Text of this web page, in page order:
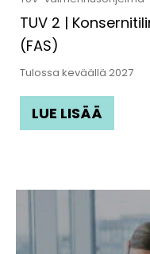
TUV 2 |
(FAS)
Tulossa keväällä 2027
LUE LISÄÄ